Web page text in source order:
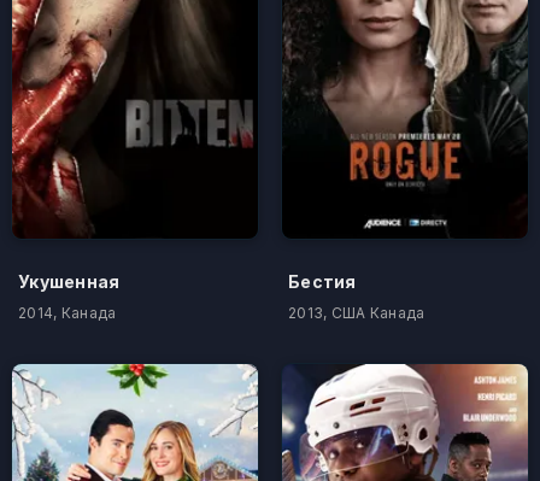
Укушенная
2014, Канада
Бестия
2013, США Канада